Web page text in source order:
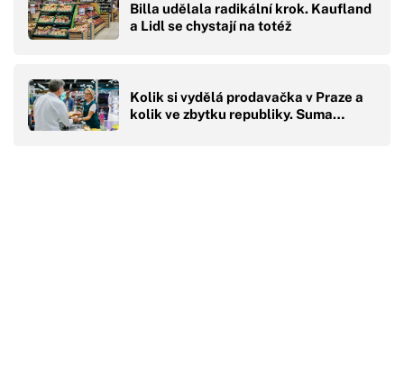
Billa udělala radikální krok. Kaufland
a Lidl se chystají na totéž
Kolik si vydělá prodavačka v Praze a
kolik ve zbytku republiky. Suma…